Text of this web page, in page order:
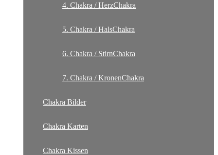
4. Chakra / HerzChakra
5. Chakra / HalsChakra
6. Chakra / StirnChakra
7. Chakra / KronenChakra
Chakra Bilder
Chakra Karten
Chakra Kissen